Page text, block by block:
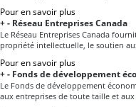
Pour en savoir plus
+- Réseau Entreprises Canada
Le Réseau Entreprises Canada
propriété intellectuelle, le soutien
Pour en savoir plus
+- Fonds de développement
Le Fonds de développement
aux entreprises de toute taille et